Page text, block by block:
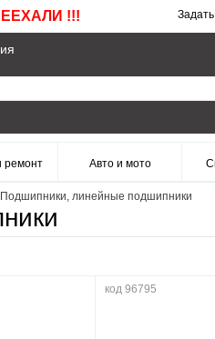
!!!
ремонт Авто и мото
Подшипники, линейные подшипники
код 96795